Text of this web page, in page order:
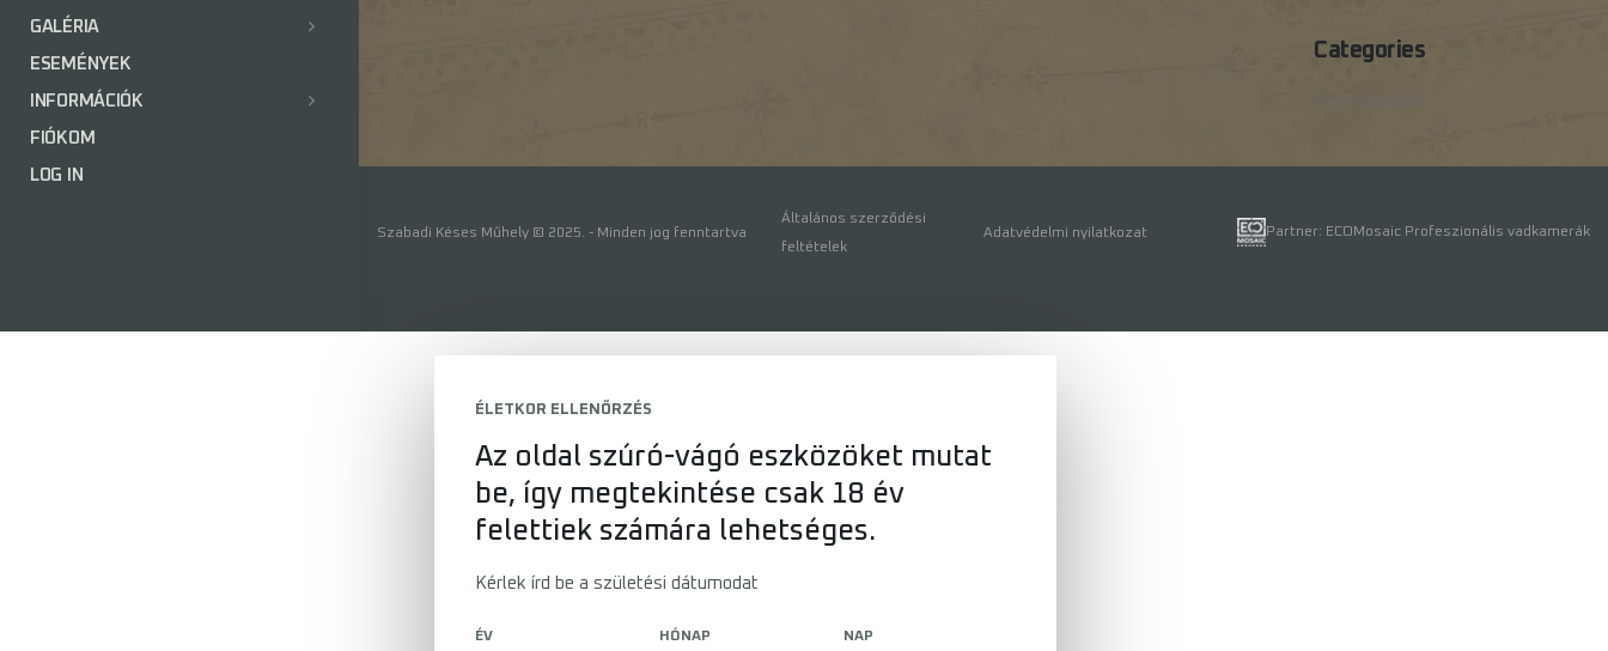
GALÉRIA
ESEMÉNYEK
INFORMÁCIÓK
FIÓKOM
LOG IN
Categories
Szabadi Késes Műhely © 2025. - Minden jog fenntartva
Általános szerződési
feltételek
Adatvédelmi nyilatkozat Partner: ECOMosaic Profeszionális vadkamerák
ÉLETKOR ELLENŐRZÉS
Az oldal szúró-vágó eszközöket mutat
be, így megtekintése csak 18 év
felettiek számára lehetséges.
Kérlek írd be a születési dátumodat
ÉV HÓNAP NAP